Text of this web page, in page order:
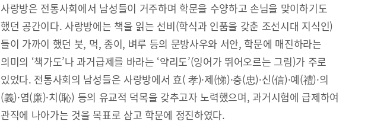
사랑방은 전통사회에서 남성들이 거주하며 학문을 수양하고 손님을 맞이하기도
했던 공간이다. 사랑방에는 책을 읽는 선비(학식과 인품을 갖춘 조선시대 지식인)
들이 가까이 했던 붓, 먹, 종이, 벼루 등의 문방사우와 서안, 학문에 매진하라는
의미의 ‘책가도’나 과거급제를 바라는 ‘약리도’(잉어가 뛰어오르는 그림)가 주로
있었다. 전통사회의 남성들은 사랑방에서 효( 孝)·제(悌)·충(忠)·신(信)·예(禮)·의
(義)·염(廉)·치(恥) 등의 유교적 덕목을 갖추고자 노력했으며, 과거시험에 급제하여
관직에 나아가는 것을 목표로 삼고 학문에 정진하였다.